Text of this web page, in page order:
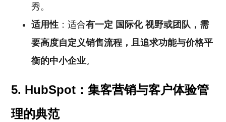
秀。
适用性 ：适合有一定 国际化 视野或团队，需
要高度自定义销售流程，且追求功能与价格平
衡的中小企业。
5. HubSpot：集客营销与客户体验管
理的典范